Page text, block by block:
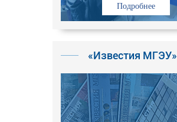
Подробнее
«Известия МГЭУ»